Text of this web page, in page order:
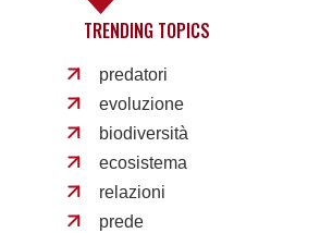
TRENDING TOPICS
predatori
evoluzione
biodiversità
ecosistema
relazioni
prede